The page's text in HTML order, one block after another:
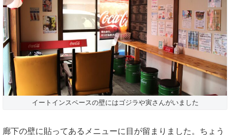
イートインスペースの壁にはゴジラや寅さんがいました
廊下の壁に貼ってあるメニューに目が留まりました。ちょう